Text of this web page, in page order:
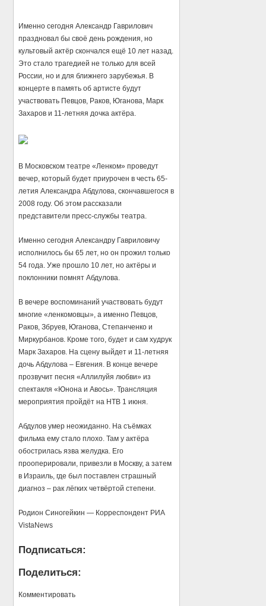
Именно сегодня Александр Гаврилович
праздновал бы своё день рождения, но
культовый актёр скончался ещё 10 лет назад.
Это стало трагедией не только для всей
России, но и для ближнего зарубежья. В
концерте в память об артисте будут
участвовать Певцов, Раков, Юганова, Марк
Захаров и 11-летняя дочка актёра.
В Московском театре «Ленком» проведут
вечер, который будет приурочен в честь 65-
летия Александра Абдулова, скончавшегося в
2008 году. Об этом рассказали
представители пресс-службы театра.
Именно сегодня Александру Гавриловичу
исполнилось бы 65 лет, но он прожил только
54 года. Уже прошло 10 лет, но актёры и
поклонники помнят Абдулова.
В вечере воспоминаний участвовать будут
многие «ленкомовцы», а именно Певцов,
Раков, Збруев, Юганова, Степанченко и
Миркурбанов. Кроме того, будет и сам худрук
Марк Захаров. На сцену выйдет и 11-летняя
дочь Абдулова – Евгения. В конце вечере
прозвучит песня «Аллилуйя любви» из
спектакля «Юнона и Авось». Трансляция
мероприятия пройдёт на НТВ 1 июня.
Абдулов умер неожиданно. На съёмках
фильма ему стало плохо. Там у актёра
обострилась язва желудка. Его
прооперировали, привезли в Москву, а затем
в Израиль, где был поставлен страшный
диагноз – рак лёгких четвёртой степени.
Родион Синогейкин — Корреспондент РИА
VistaNews
Подписаться:
Поделиться:
Комментировать